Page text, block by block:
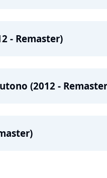
- Remaster)
(2012 -